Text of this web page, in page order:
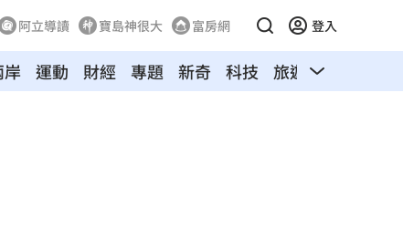
阿立導讀 寶島神很大 富房網 登入
岸 運動 財經 專題 新奇 科技 旅遊 汽車